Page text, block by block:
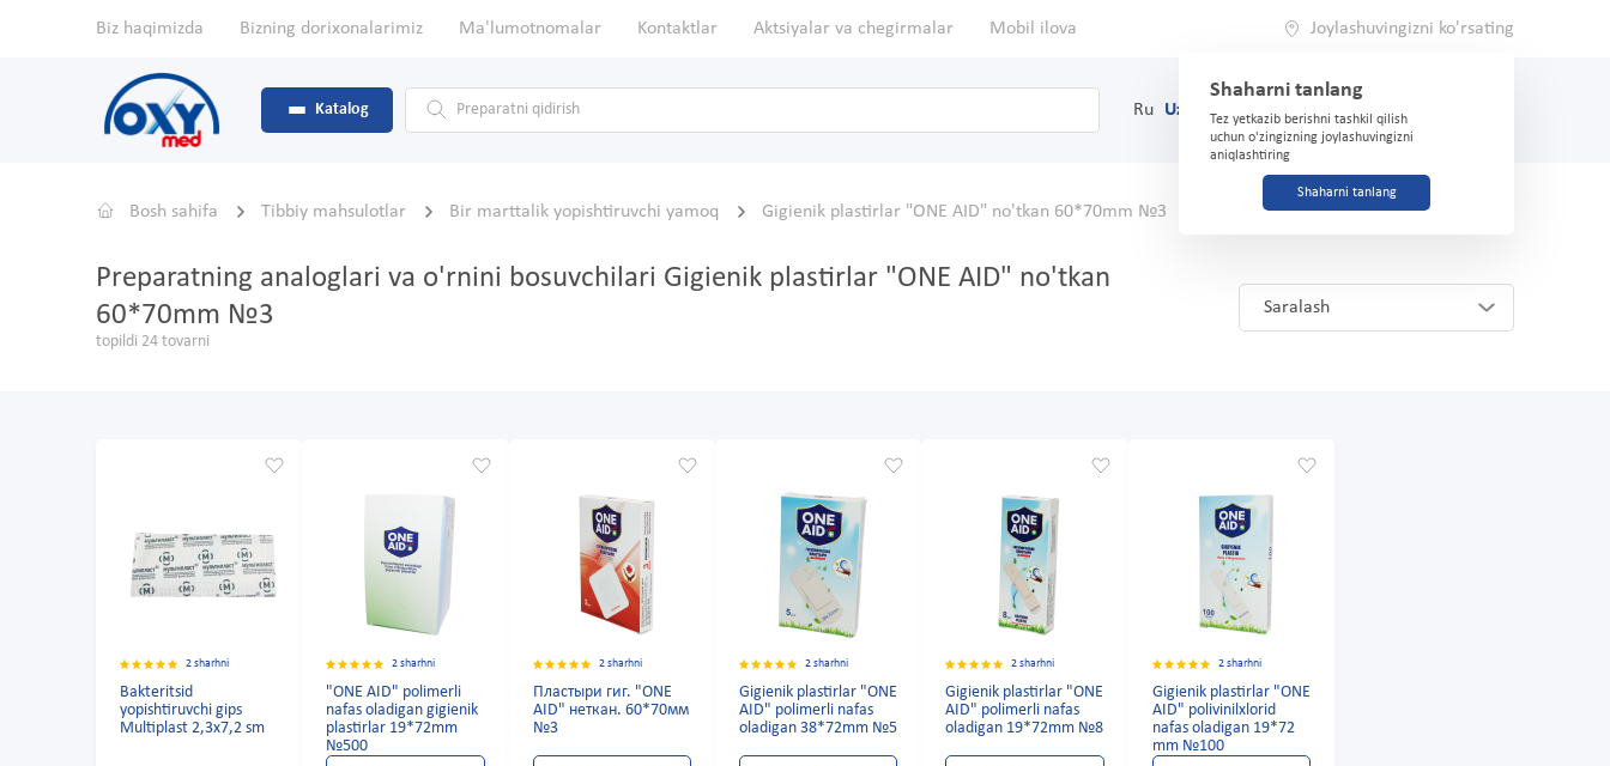
Biz haqimizda Bizning dorixonalarimiz Ma'lumotnomalar Kontaktlar Aktsiyalar va chegirmalar Mobil ilova Joylashuvingizni ko'rsating
Shaharni tanlang
Tez yetkazib berishni tashkil qilish
uchun o'zingizning joylashuvingizni
aniqlashtiring
Shaharni tanlang
Katalog Ru Uz (71) 200-03-03
Bosh sahifa Tibbiy mahsulotlar Bir marttalik yopishtiruvchi yamoq Gigienik plastirlar "ONE AID" no'tkan 60*70mm №3 Analoglar va o'rnini bosuvchilar
Preparatning analoglari va o'rnini bosuvchilari Gigienik plastirlar "ONE AID" no'tkan
60*70mm №3
topildi 24 tovarni
Saralash
2 sharhni
Bakteritsid
yopishtiruvchi gips
Multiplast 2,3x7,2 sm
2 sharhni
"ONE AID" polimerli
nafas oladigan gigienik
plastirlar 19*72mm
№500
2 sharhni
Пластыри гиг. "ONE
AID" неткан. 60*70мм
№3
2 sharhni
Gigienik plastirlar "ONE
AID" polimerli nafas
oladigan 38*72mm №5
2 sharhni
Gigienik plastirlar "ONE
AID" polimerli nafas
oladigan 19*72mm №8
2 sharhni
Gigienik plastirlar "ONE
AID" polivinilxlorid
nafas oladigan 19*72
mm №100